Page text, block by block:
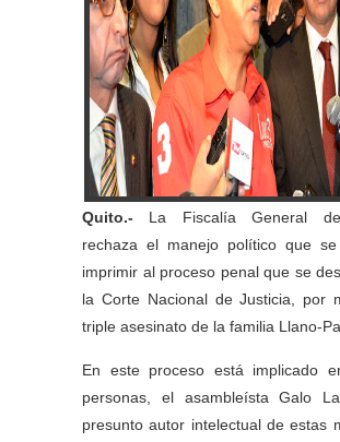
Quito.- La Fiscalía General
rechaza el manejo político que
imprimir al proceso penal que se
la Corte Nacional de Justicia, por
triple asesinato de la familia Llano-
En este proceso está implicado
personas, el asambleísta Galo
presunto autor intelectual de estas